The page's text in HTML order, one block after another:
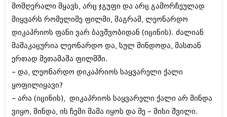
სექტემბერი 2009 (541)
აგვისტო 2009 (14)
ივლისი 2009 (118)
თებერვალი 0216 (1)
დეკემბერი 0215 (1)
ოქტომბერი 0215 (1)
აგვისტო 0215 (2)
აგვისტო 0212 (1)
ივნისი 0212 (2)
ნოემბერი 0201 (1)
მომღერალი მყავს, არც ჯგუფი და არც გამორჩეულად
მიყვარს რომელიმე ფილმი, მაგრამ, ლეონარდო
დიკაპრიოს ფანი ვარ ბავშვობიდან (იცინის). ძალიან
მამაკაცურია ლეონარდო და, სულ მინდოდა, მასთან
ერთად მეთამაშა ფილმში.
– და, ლეონარდო დიკაპრიოს საყვარელი ქალი
ყოფილიყავი?
– არა (იცინის), დიკაპრიოს საყვარელი ქალი არ მინდა
ვიყო, მინდა, ის ჩემი მამა იყოს და მე – მისი შვილი.